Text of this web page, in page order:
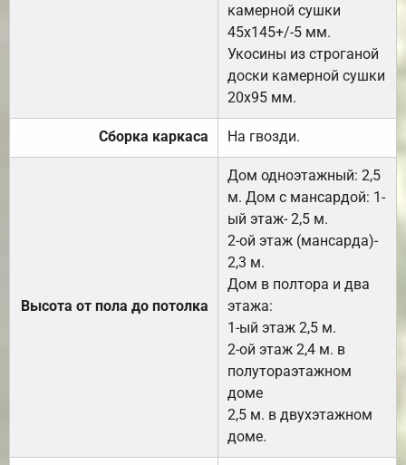
камерной сушки
45х145+/-5 мм.
Укосины из строганой
доски камерной сушки
20х95 мм.
Сборка каркаса На гвозди.
Высота от пола до потолка
Дом одноэтажный: 2,5
м. Дом с мансардой: 1-
ый этаж- 2,5 м.
2-ой этаж (мансарда)-
2,3 м.
Дом в полтора и два
этажа:
1-ый этаж 2,5 м.
2-ой этаж 2,4 м. в
полутораэтажном
доме
2,5 м. в двухэтажном
доме.